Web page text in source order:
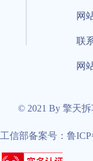
网
联
网
© 2021 By 擎天
工信部备案号：鲁